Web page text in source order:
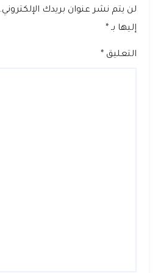
لن يتم نشر عنوان بريدك الإلكتروني.
إليها بـ *
التعليق *